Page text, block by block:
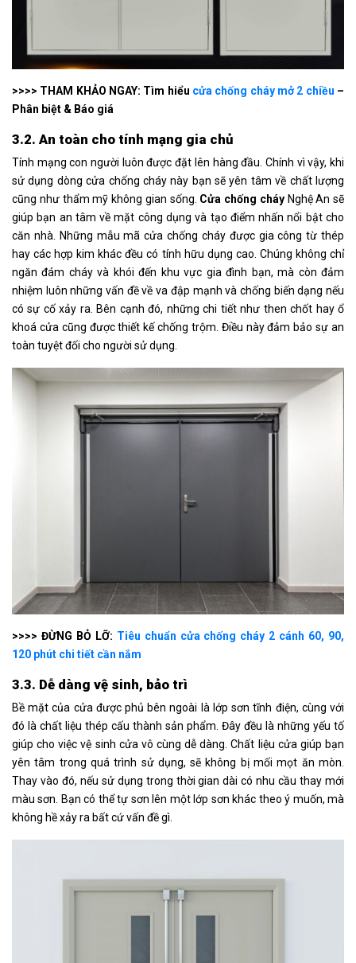
>>>> THAM KHẢO NGAY: Tìm hiểu cửa chống cháy mở 2 chiều –
Phân biệt & Báo giá
3.2. An toàn cho tính mạng gia chủ
Tính mạng con người luôn được đặt lên hàng đầu. Chính vì vậy, khi
sử dụng dòng cửa chống cháy này bạn sẽ yên tâm về chất lượng
cũng như thẩm mỹ không gian sống. Cửa chống cháy Nghệ An sẽ
giúp bạn an tâm về mặt công dụng và tạo điểm nhấn nổi bật cho
căn nhà. Những mẫu mã cửa chống cháy được gia công từ thép
hay các hợp kim khác đều có tính hữu dụng cao. Chúng không chỉ
ngăn đám cháy và khói đến khu vực gia đình bạn, mà còn đảm
nhiệm luôn những vấn đề về va đập mạnh và chống biến dạng nếu
có sự cố xảy ra. Bên cạnh đó, những chi tiết như then chốt hay ổ
khoá cửa cũng được thiết kế chống trộm. Điều này đảm bảo sự an
toàn tuyệt đối cho người sử dụng.
>>>> ĐỪNG BỎ LỠ: Tiêu chuẩn cửa chống cháy 2 cánh 60, 90,
120 phút chi tiết cần nắm
3.3. Dễ dàng vệ sinh, bảo trì
Bề mặt của cửa được phủ bên ngoài là lớp sơn tĩnh điện, cùng với
đó là chất liệu thép cấu thành sản phẩm. Đây đều là những yếu tố
giúp cho việc vệ sinh cửa vô cùng dễ dàng. Chất liệu cửa giúp bạn
yên tâm trong quá trình sử dụng, sẽ không bị mối mọt ăn mòn.
Thay vào đó, nếu sử dụng trong thời gian dài có nhu cầu thay mới
màu sơn. Bạn có thể tự sơn lên một lớp sơn khác theo ý muốn, mà
không hề xảy ra bất cứ vấn đề gì.